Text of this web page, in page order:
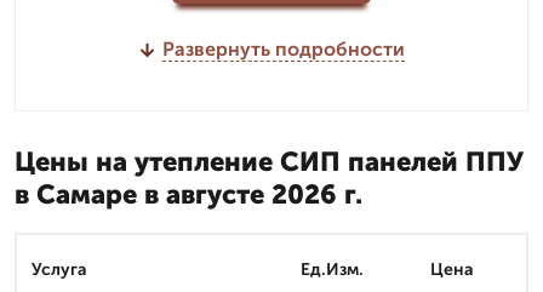
Развернуть подробности
Цены на утепление СИП панелей ППУ
в Самаре в августе 2026 г.
Услуга Ед.Изм. Цена